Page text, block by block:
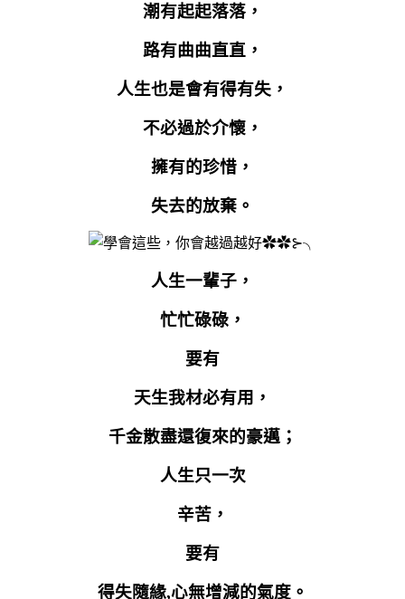
潮有起起落落，
路有曲曲直直，
人生也是會有得有失，
不必過於介懷，
擁有的珍惜，
失去的放棄。
人生一輩子，
忙忙碌碌，
要有
天生我材必有用，
千金散盡還復來的豪邁；
人生只一次
辛苦，
要有
得失隨緣,心無增減的氣度。